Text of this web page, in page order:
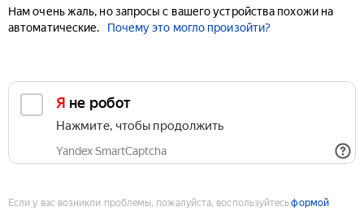
Нам очень жаль, но запросы с вашего устройства похожи на
автоматические.
Почему это могло произойти?
Я не робот
Нажмите, чтобы продолжить
Yandex SmartCaptcha
Если у вас возникли проблемы, пожалуйста, воспользуйтесьформой